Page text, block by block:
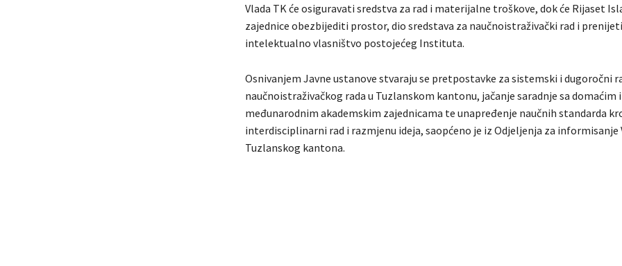
Vlada TK će osiguravati sredstva za rad i materijalne troškove, dok će Rijaset
zajednice obezbijediti prostor, dio sredstava za naučnoistraživački rad i prenijeti
intelektualno vlasništvo postojećeg Instituta.
Osnivanjem Javne ustanove stvaraju se pretpostavke za sistemski i dugoročni
naučnoistraživačkog rada u Tuzlanskom kantonu, jačanje saradnje sa domaćim i
međunarodnim akademskim zajednicama te unapređenje naučnih standarda
interdisciplinarni rad i razmjenu ideja, saopćeno je iz Odjeljenja za informisanje
Tuzlanskog kantona.